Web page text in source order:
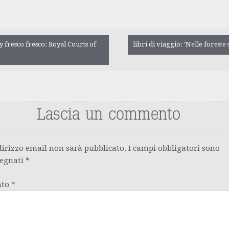
fresco fresco: Royal Courts of
libri di viaggio: ‘Nelle foreste
Lascia un commento
email non sarà pubblicato. I campi obbligatori sono
*
*